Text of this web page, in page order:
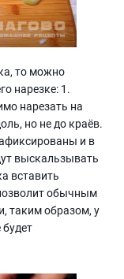
то можно
нарезке: 1.
нарезать на
но не до краёв.
и в
выскальзывать
вставить
обычным
таким образом, у